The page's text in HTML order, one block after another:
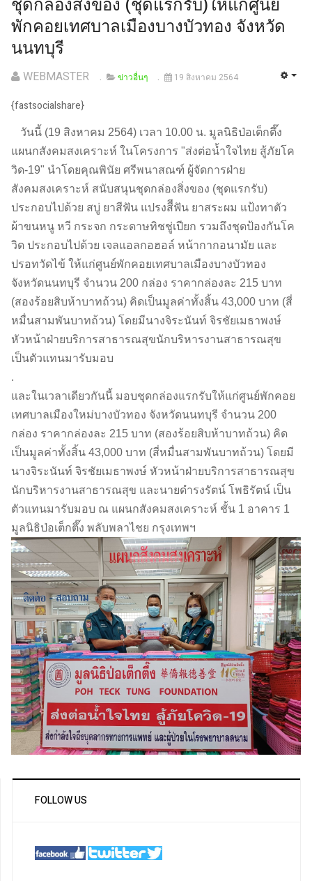
ชุดกล่องสิ่งของ (ชุดแรกรับ)ให้แก่ศูนย์
พักคอยเทศบาลเมืองบางบัวทอง จังหวัด
นนทบุรี
WEBMASTER ข่าวอื่นๆ 19 สิงหาคม 2564
{fastsocialshare}
วันนี้ (19 สิงหาคม 2564) เวลา 10.00 น. มูลนิธิป่อเต็กตึ๊ง
แผนกสังคมสงเคราะห์ ในโครงการ "ส่งต่อน้ำใจไทย สู้ภัยโค
วิด-19" นำโดยคุณพินัย ศรีพนาสณฑ์ ผู้จัดการฝ่าย
สังคมสงเคราะห์ สนับสนุนชุดกล่องสิ่งของ (ชุดแรกรับ)
ประกอบไปด้วย สบู่ ยาสีฟัน แปรงสีีฟัน ยาสระผม แป้งทาตัว
ผ้าขนหนู หวี กระจก กระดาษทิชชู่เปียก รวมถึงชุดป้องกันโค
วิด ประกอบไปด้วย เจลแอลกอฮอล์ หน้ากากอนามัย และ
ปรอทวัดไข้ ให้แก่ศูนย์พักคอยเทศบาลเมืองบางบัวทอง
จังหวัดนนทบุรี จำนวน 200 กล่อง ราคากล่องละ 215 บาท
(สองร้อยสิบห้าบาทถ้วน) คิดเป็นมูลค่าทั้งสิ้น 43,000 บาท (สี่
หมื่นสามพันบาทถ้วน) โดยมีนางจิระนันท์ จิรชัยเมธาพงษ์
หัวหน้าฝ่ายบริการสาธารณสุขนักบริหารงานสาธารณสุข
เป็นตัวแทนมารับมอบ
.
และในเวลาเดียวกันนี้ มอบชุดกล่องแรกรับให้แก่ศูนย์พักคอย
เทศบาลเมืองใหม่บางบัวทอง จังหวัดนนทบุรี จำนวน 200
กล่อง ราคากล่องละ 215 บาท (สองร้อยสิบห้าบาทถ้วน) คิด
เป็นมูลค่าทั้งสิ้น 43,000 บาท (สี่หมื่นสามพันบาทถ้วน) โดยมี
นางจิระนันท์ จิรชัยเมธาพงษ์ หัวหน้าฝ่ายบริการสาธารณสุข
นักบริหารงานสาธารณสุข และนายดำรงรัตน์ โพธิรัตน์ เป็น
ตัวแทนมารับมอบ ณ แผนกสังคมสงเคราะห์ ชั้น 1 อาคาร 1
มูลนิธิป่อเต็กตึ๊ง พลับพลาไชย กรุงเทพฯ
FOLLOW US